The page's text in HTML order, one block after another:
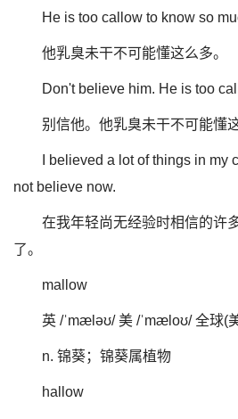
He is too callow to know so
他乳臭未干不可能懂这么多。
Don't believe him. He is too
别信他。他乳臭未干不可能懂
I believed a lot of things in my
not believe now.
在我年轻尚无经验时相信的许
了。
mallow
英 /ˈmæləʊ/ 美 /ˈmæloʊ/ 全球(
n. 锦葵；锦葵属植物
hallow